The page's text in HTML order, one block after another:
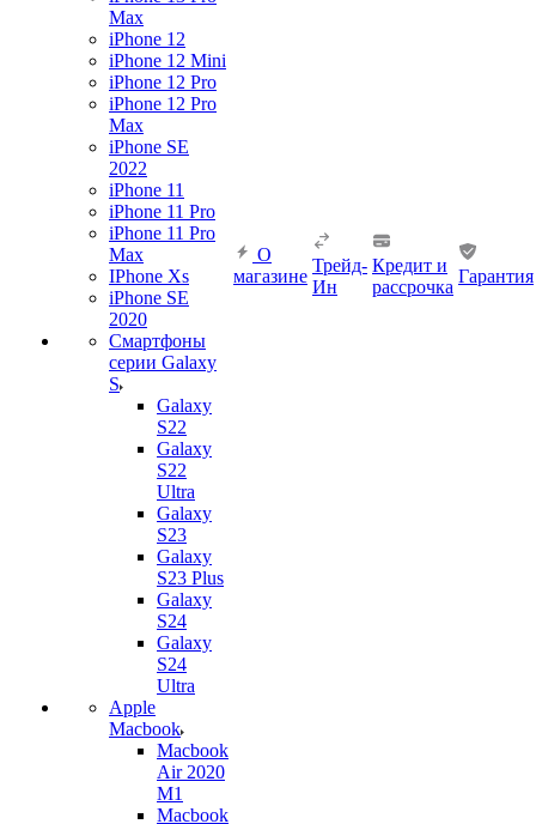
Max
iPhone 12
iPhone 12 Mini
iPhone 12 Pro
iPhone 12 Pro
Max
iPhone SE
2022
iPhone 11
iPhone 11 Pro
iPhone 11 Pro
Max
IPhone Xs
iPhone SE
2020
Смартфоны
серии Galaxy
S
Galaxy
S22
Galaxy
S22
Ultra
Galaxy
S23
Galaxy
S23 Plus
Galaxy
S24
Galaxy
S24
Ultra
Apple
Macbook
Macbook
Air 2020
M1
Macbook
О
магазине
Трейд-
Ин
Кредит и
рассрочка
Гарантия